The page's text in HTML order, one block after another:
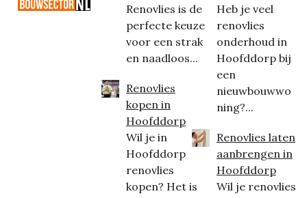
Renovlies is de
perfecte keuze
voor een strak
en naadloos...
Renovlies
kopen in
Hoofddorp
Wil je in
Hoofddorp
renovlies
kopen? Het is
Heb je veel
renovlies
onderhoud in
Hoofddorp bij
een
nieuwbouwwo
ning?...
Renovlies laten
aanbrengen in
Hoofddorp
Wil je renovlies